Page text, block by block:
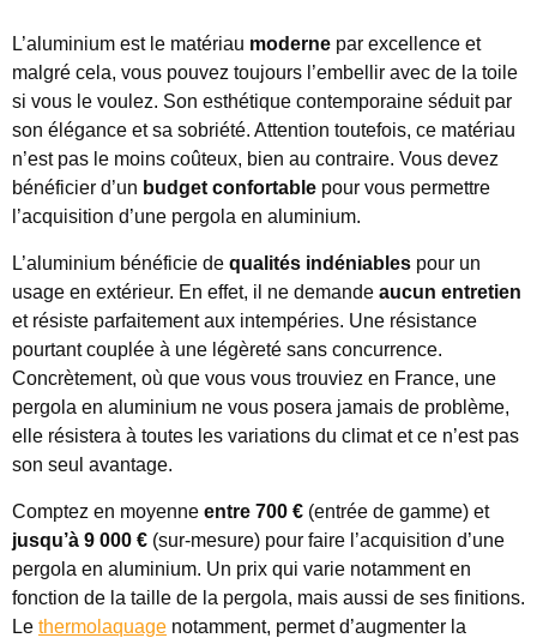
L’aluminium est le matériau moderne par excellence et
malgré cela, vous pouvez toujours l’embellir avec de la toile
si vous le voulez. Son esthétique contemporaine séduit par
son élégance et sa sobriété. Attention toutefois, ce matériau
n’est pas le moins coûteux, bien au contraire. Vous devez
bénéficier d’un budget confortable pour vous permettre
l’acquisition d’une pergola en aluminium.
L’aluminium bénéficie de qualités indéniables pour un
usage en extérieur. En effet, il ne demande aucun entretien
et résiste parfaitement aux intempéries. Une résistance
pourtant couplée à une légèreté sans concurrence.
Concrètement, où que vous vous trouviez en France, une
pergola en aluminium ne vous posera jamais de problème,
elle résistera à toutes les variations du climat et ce n’est pas
son seul avantage.
Comptez en moyenne entre 700 € (entrée de gamme) et
jusqu’à 9 000 € (sur-mesure) pour faire l’acquisition d’une
pergola en aluminium. Un prix qui varie notamment en
fonction de la taille de la pergola, mais aussi de ses finitions.
Le thermolaquage notamment, permet d’augmenter la